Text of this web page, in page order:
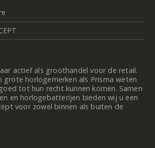
actief als groothandel voor de retail.
grote horlogemerken als Prisma weten
tot hun recht kunnen komen. Samen
en horlogebatterijen bieden wij u een
voor zowel binnen als buiten de